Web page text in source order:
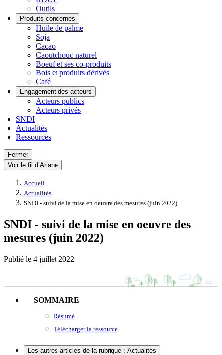
Outils
Produits concernés
Huile de palme
Soja
Cacao
Caoutchouc naturel
Boeuf et ses co-produits
Bois et produits dérivés
Café
Engagement des acteurs
Acteurs publics
Acteurs privés
SNDI
Actualités
Ressources
Fermer
Voir le fil d’Ariane
Accueil
Actualités
SNDI - suivi de la mise en oeuvre des mesures (juin 2022)
SNDI - suivi de la mise en oeuvre des
mesures (juin 2022)
Publié le 4 juillet 2022
SOMMAIRE
Résumé
Télécharger la ressource
Les autres articles de la rubrique : Actualités